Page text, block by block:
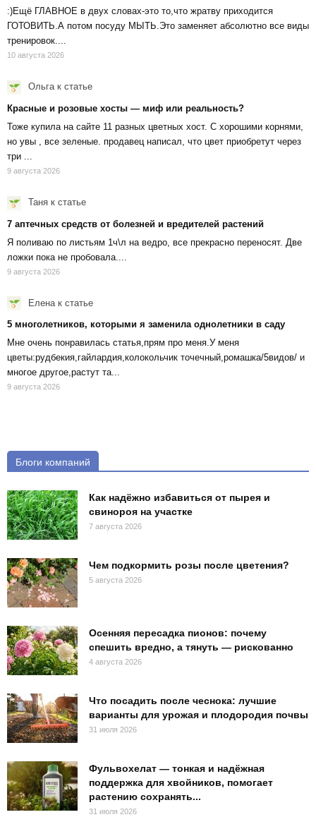
:)Ещё ГЛАВНОЕ в двух словах-это то,что жратву приходится
ГОТОВИТЬ.А потом посуду МЫТЬ.Это заменяет абсолютно все виды
тренировок....
10 августа 2026
Ольгак статье
Красные и розовые хосты — миф или реальность?
Тоже купила на сайте 11 разных цветных хост. С хорошими корнями,
но увы , все зеленые. продавец написал, что цвет приобретут через
три ...
9 августа 2026
Таня к статье
7 аптечных средств от болезней и вредителей растений
Я поливаю по листьям 1ч\л на ведро, все прекрасно переносят. Две
ложки пока не пробовала....
9 августа 2026
Елена к статье
5 многолетников, которыми я заменила однолетники в саду
Мне очень понравилась статья,прям про меня.У меня
цветы:рудбекия,гайлардия,колокольчик точечный,ромашка/5видов/ и
многое другое,растут та...
9 августа 2026
Блоги компаний
Как надёжно избавиться от пырея и
свинороя на участке
7 августа 2026
Чем подкормить розы после цветения?
5 августа 2026
Осенняя пересадка пионов: почему
спешить вредно, а тянуть — рискованно
4 августа 2026
Что посадить после чеснока: лучшие
варианты для урожая и плодородия почвы
31 июля 2026
Фульвохелат — тонкая и надёжная
поддержка для хвойников, помогает
растению сохранять...
31 июля 2026